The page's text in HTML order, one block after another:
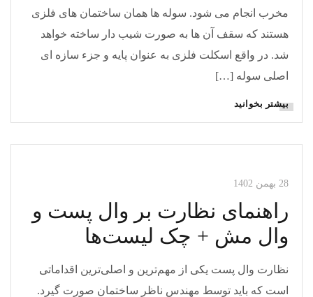
مخرب انجام می شود. سوله ها همان ساختمان های فلزی
هستند که سقف آن ها به صورت شیب دار ساخته خواهد
شد. در واقع اسکلت فلزی به عنوان پایه و جزء سازه ای
اصلی سوله […]
بیشتر بخوانید
مقالات وال مش
28 بهمن 1402
راهنمای نظارت بر وال پست و
وال مش + چک لیست‌ها
نظارت وال پست یکی از مهم‌ترین و اصلی‌ترین اقداماتی
است که باید توسط مهندس ناظر ساختمان صورت گیرد.